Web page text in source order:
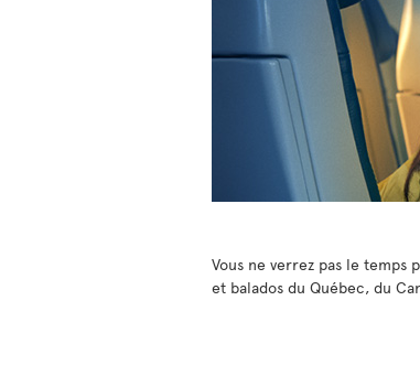
Vous ne verrez pas le temps
et balados du Québec, du